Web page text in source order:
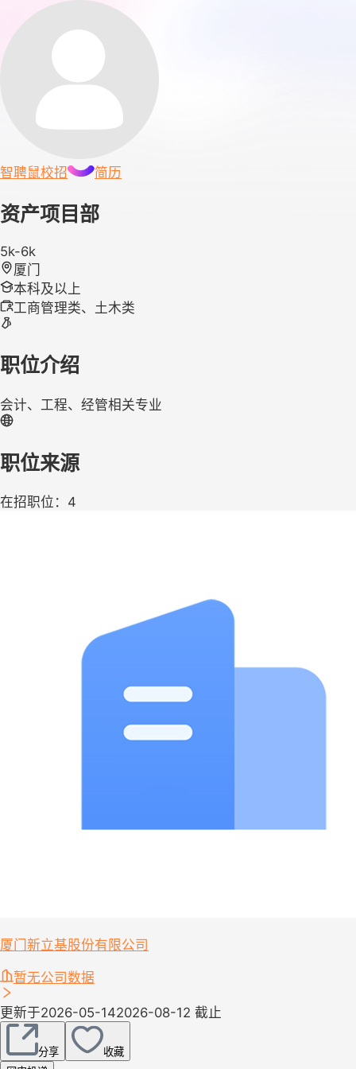
智聘鼠校招 简历
资产项目部
5k-6k
厦门
本科及以上
工商管理类、土木类
职位介绍
会计、工程、经管相关专业
职位来源
在招职位：4
厦门新立基股份有限公司
暂无公司数据
更新于2026-05-142026-08-12 截止
分享
收藏